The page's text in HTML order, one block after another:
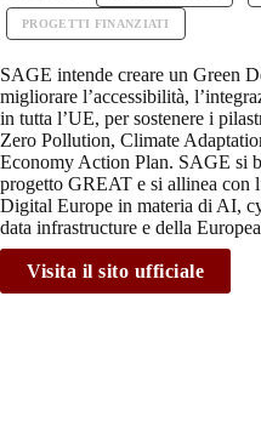
PROGETTI FINANZIATI
SAGE intende creare un Green
migliorare l’accessibilità,
in tutta l’UE, per sostenere i
Zero Pollution, Climate
Economy Action Plan. SAGE si
progetto GREAT e si allinea con
Digital Europe in materia di AI,
data infrastructure e della
Visita il sito ufficiale